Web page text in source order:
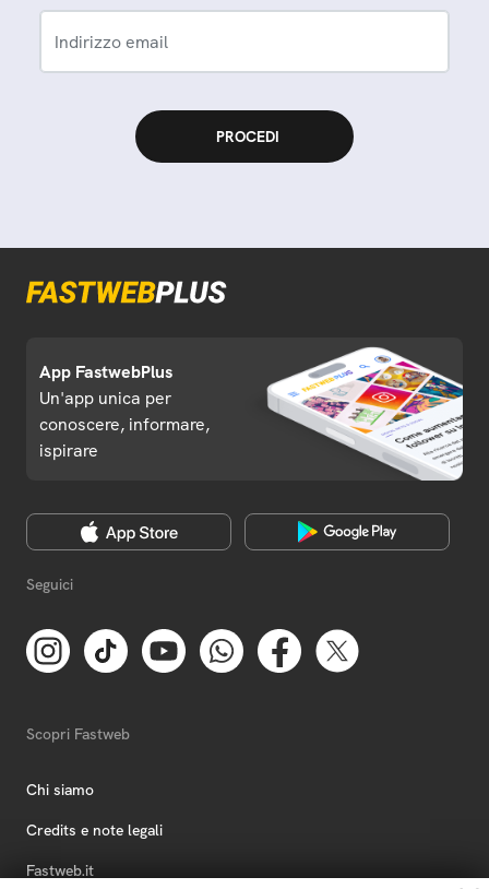
Indirizzo email
App FastwebPlus
Un'app unica per
conoscere, informare,
ispirare
Seguici
Scopri Fastweb
Chi siamo
Credits e note legali
Fastweb.it